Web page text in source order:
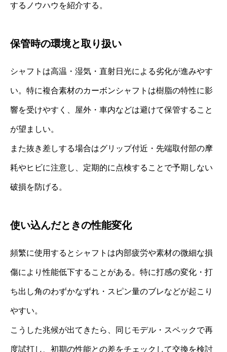
するノウハウを紹介する。
保管時の環境と取り扱い
シャフトは高温・湿気・直射日光による劣化が進みやす
い。特に複合素材のカーボンシャフトは樹脂の特性に影
響を受けやすく、屋外・車内などは避けて保管すること
が望ましい。
また抜き差しする場合はグリップ付近・先端取付部の摩
耗やヒビに注意し、定期的に点検することで予期しない
破損を防げる。
使い込んだときの性能変化
頻繁に使用するとシャフトは内部疲労や素材の微細な損
傷により性能低下することがある。特に打感の変化・打
ち出し角のわずかなずれ・スピン量のブレなどが起こり
やすい。
こうした兆候が出てきたら、同じモデル・スペックで再
度試打し、初期の性能との差をチェックして交換を検討